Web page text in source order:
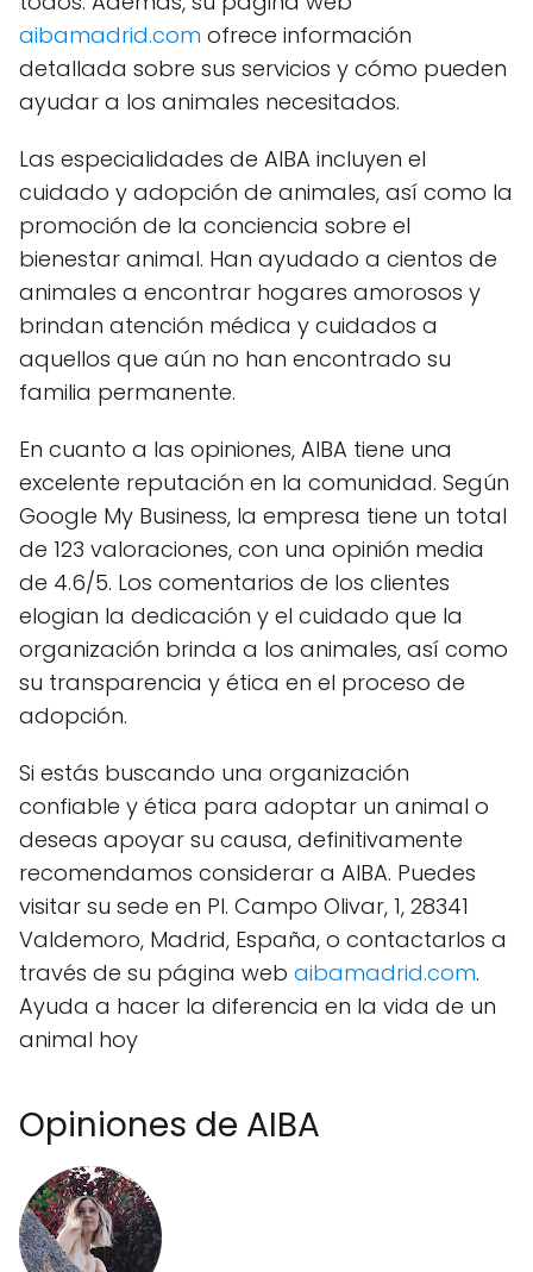
aibamadrid.com ofrece información
detallada sobre sus servicios y cómo pueden
ayudar a los animales necesitados.
Las especialidades de AIBA incluyen el
cuidado y adopción de animales, así como la
promoción de la conciencia sobre el
bienestar animal. Han ayudado a cientos de
animales a encontrar hogares amorosos y
brindan atención médica y cuidados a
aquellos que aún no han encontrado su
familia permanente.
En cuanto a las opiniones, AIBA tiene una
excelente reputación en la comunidad. Según
Google My Business, la empresa tiene un total
de 123 valoraciones, con una opinión media
de 4.6/5. Los comentarios de los clientes
elogian la dedicación y el cuidado que la
organización brinda a los animales, así como
su transparencia y ética en el proceso de
adopción.
Si estás buscando una organización
confiable y ética para adoptar un animal o
deseas apoyar su causa, definitivamente
recomendamos considerar a AIBA. Puedes
visitar su sede en Pl. Campo Olivar, 1, 28341
Valdemoro, Madrid, España, o contactarlos a
través de su página web aibamadrid.com.
Ayuda a hacer la diferencia en la vida de un
animal hoy
Opiniones de AIBA